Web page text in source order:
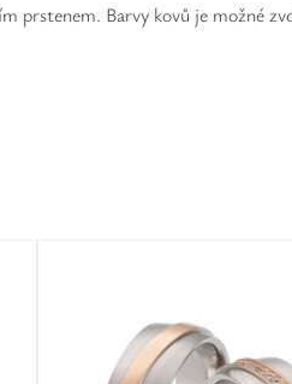
prstenem. Barvy kovů je možné